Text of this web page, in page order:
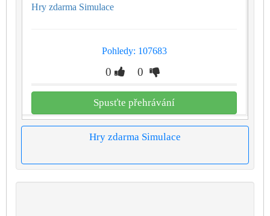
Hry zdarma Simulace
Pohledy: 107683
0 0
Spusťte přehrávání
Hry zdarma Simulace